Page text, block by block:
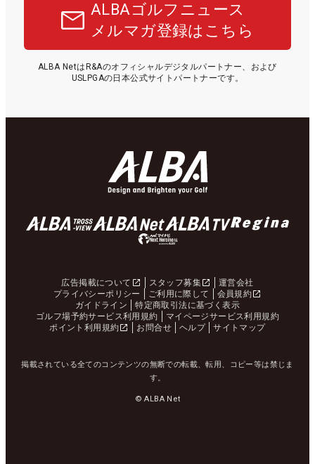
ALBAゴルフニュース
メルマガ登録はこちら
ALBA NetはR&Aのオフィシャルデジタルパートナー、および
USLPGAの日本公式サイトパートナーです。
広告掲載について スタッフ募集
運営会社
プライバシーポリシー
ご利用に際して
会員規約
ガイドライン
特定商取引法に基づく表示
ゴルフ場予約サービス利用規約
マイページサービス利用規約
ポイント利用規約
お問合せ ヘルプ サイトマップ
掲載されている全てのコンテンツの無断での転載、転用、コピー等は禁じま
す。
© ALBA Net